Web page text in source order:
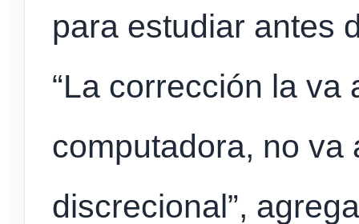
para estudiar antes
“La corrección la va
computadora, no va
discrecional”,